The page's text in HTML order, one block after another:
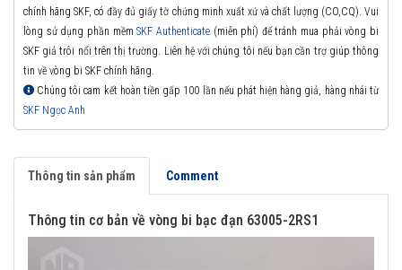
chính hãng SKF, có đầy đủ giấy tờ chứng minh xuất xứ và chất lượng (CO,CQ). Vui
lòng sử dụng phần mềmSKF Authenticate(miễn phí) để tránh mua phải vòng bi
SKF giả trôi nổi trên thị trường. Liên hệ với chúng tôi nếu bạn cần trợ giúp thông
tin về vòng bi SKF chính hãng.
Chúng tôi cam kết hoàn tiền gấp 100 lần nếu phát hiện hàng giả, hàng nhái từ
SKF Ngọc Anh
Thông tin sản phẩm Comment
Thông tin cơ bản về vòng bi bạc đạn 63005-2RS1